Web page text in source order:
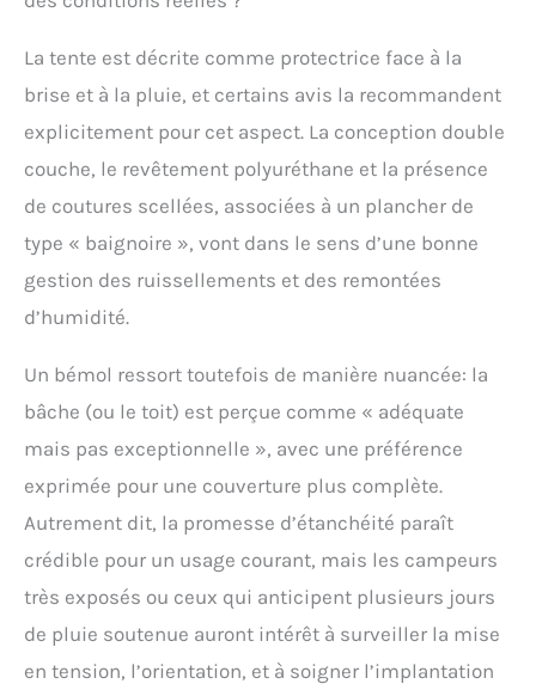
La tente est décrite comme protectrice face à la
brise et à la pluie, et certains avis la recommandent
explicitement pour cet aspect. La conception double
couche, le revêtement polyuréthane et la présence
de coutures scellées, associées à un plancher de
type « baignoire », vont dans le sens d’une bonne
gestion des ruissellements et des remontées
d’humidité.
Un bémol ressort toutefois de manière nuancée: la
bâche (ou le toit) est perçue comme « adéquate
mais pas exceptionnelle », avec une préférence
exprimée pour une couverture plus complète.
Autrement dit, la promesse d’étanchéité paraît
crédible pour un usage courant, mais les campeurs
très exposés ou ceux qui anticipent plusieurs jours
de pluie soutenue auront intérêt à surveiller la mise
en tension, l’orientation, et à soigner l’implantation